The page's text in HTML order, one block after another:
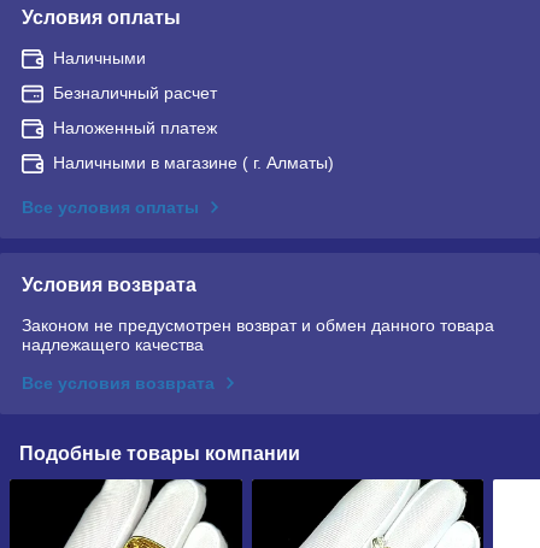
Условия оплаты
Наличными
Безналичный расчет
Наложенный платеж
Наличными в магазине ( г. Алматы)
Все условия оплаты
Условия возврата
Законом не предусмотрен возврат и обмен данного товара
надлежащего качества
Все условия возврата
Подобные товары компании